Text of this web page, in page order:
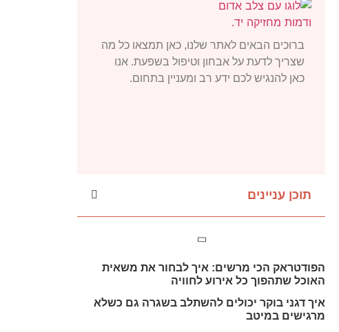
ברוכים הבאים לאתר שלנו, כאן תמצאו כל מה
שצריך לדעת על אבחון וטיפול בשפעת. אנו
כאן להנגיש לכם ידע רב ומעניין בתחום.
תוכן עניינים
הפודטראק הכי מרשים: איך לבחור את משאית
האוכל שתהפוך כל אירוע לחוויה
איך דגני בוקר יכולים להשתלב בשגרה גם כשלא
מרגישים במיטב